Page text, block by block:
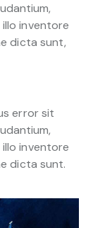
inventore
dicta sunt,
error sit
inventore
dicta sunt.